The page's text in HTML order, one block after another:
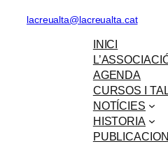
lacreualta@lacreualta.cat
INICI
AGENDA
CURSOS I
NOTÍCIES
HISTORIA